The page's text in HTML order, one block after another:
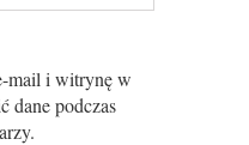
mail i witrynę w
dane podczas